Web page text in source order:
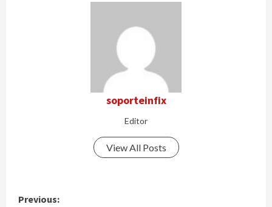
soporteinfix
Editor
View All Posts
P
Previous: